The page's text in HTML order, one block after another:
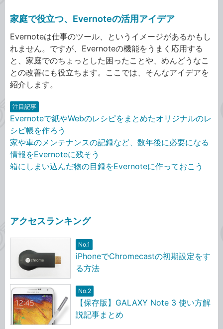
家庭で役立つ、Evernoteの活用アイデア
Evernoteは仕事のツール、というイメージがあるかもし
れません。ですが、Evernoteの機能をうまく応用する
と、家庭でのちょっとした困ったことや、めんどうなこ
との改善にも役立ちます。ここでは、そんなアイデアを
紹介します。
注目記事
Evernoteで紙やWebのレシピをまとめたオリジナルのレ
シピ帳を作ろう
家や車のメンテナンスの記録など、数年後に必要になる
情報をEvernoteに残そう
箱にしまい込んだ物の目録をEvernoteに作っておこう
アクセスランキング
No.1
iPhoneでChromecastの初期設定をす
る方法
No.2
【保存版】GALAXY Note 3 使い方解
説記事まとめ